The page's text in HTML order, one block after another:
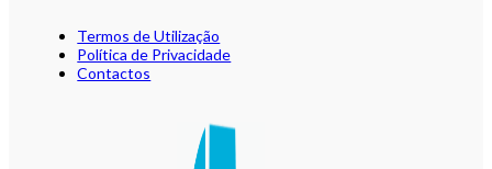
Termos de Utilização
Política de Privacidade
Contactos